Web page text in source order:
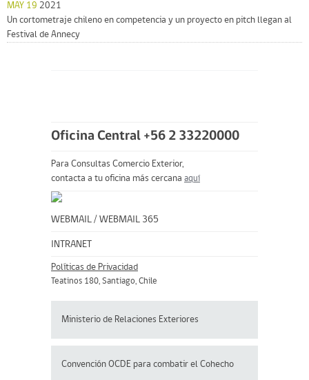
MAY 19 2021
Un cortometraje chileno en competencia y un proyecto en pitch llegan al
Festival de Annecy
Oficina Central +56 2 33220000
Para Consultas Comercio Exterior,
contacta a tu oficina más cercana aquí
WEBMAIL / WEBMAIL 365
INTRANET
Políticas de Privacidad
Teatinos 180, Santiago, Chile
Ministerio de Relaciones Exteriores
Convención OCDE para combatir el Cohecho